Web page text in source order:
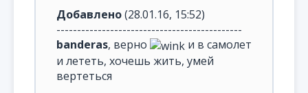
Добавлено(28.01.16, 15:52)
---------------------------------------------
banderas, верно
и в самолет
и лететь, хочешь жить, умей
вертеться